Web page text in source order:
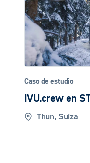
Caso de estudio
IVU.crew en
Thun, Suiza